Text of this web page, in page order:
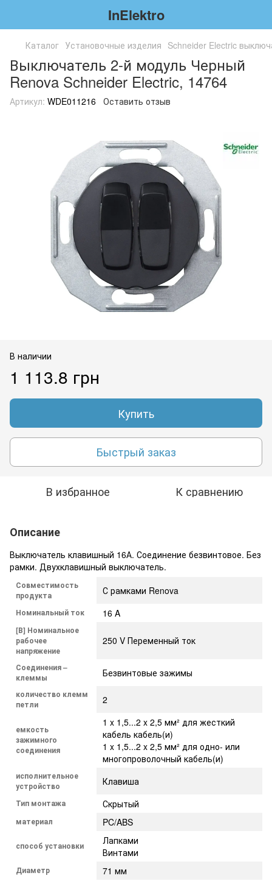
InElektro
Каталог Установочные изделия Schneider Electric
Выключатель 2-й модуль Черный
Renova Schneider Electric, 14764
Артикул: WDE011216 Оставить отзыв
В наличии
1 113.8 грн
Купить
Быстрый заказ
В избранное К сравнению
Описание
Выключатель клавишный 16А. Соединение безвинтовое. Без
рамки. Двухклавишный выключатель.
Совместимость
продукта
С рамками Renova
Номинальный ток 16 A
[В] Номинальное
рабочее
напряжение
250 V Переменный ток
Соединения –
клеммы
Безвинтовые зажимы
количество клемм
петли
2
емкость
зажимного
соединения
1 x 1,5...2 x 2,5 мм² для жесткий
кабель кабель(и)
1 x 1,5...2 x 2,5 мм² для одно- или
многопроволочный кабель(и)
исполнительное
устройство
Клавиша
Тип монтажа Скрытый
материал PC/ABS
способ установки
Лапками
Винтами
Диаметр 71 мм